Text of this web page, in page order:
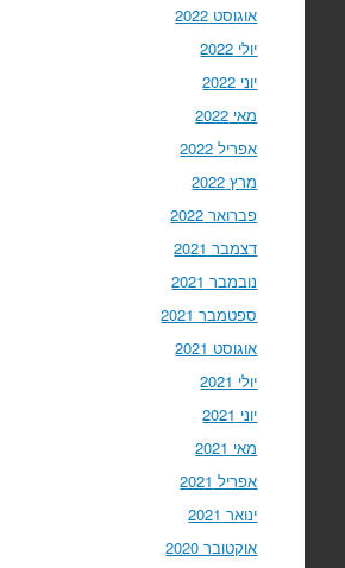
אוגוסט 2022
יולי 2022
יוני 2022
מאי 2022
אפריל 2022
מרץ 2022
פברואר 2022
דצמבר 2021
נובמבר 2021
ספטמבר 2021
אוגוסט 2021
יולי 2021
יוני 2021
מאי 2021
אפריל 2021
ינואר 2021
אוקטובר 2020